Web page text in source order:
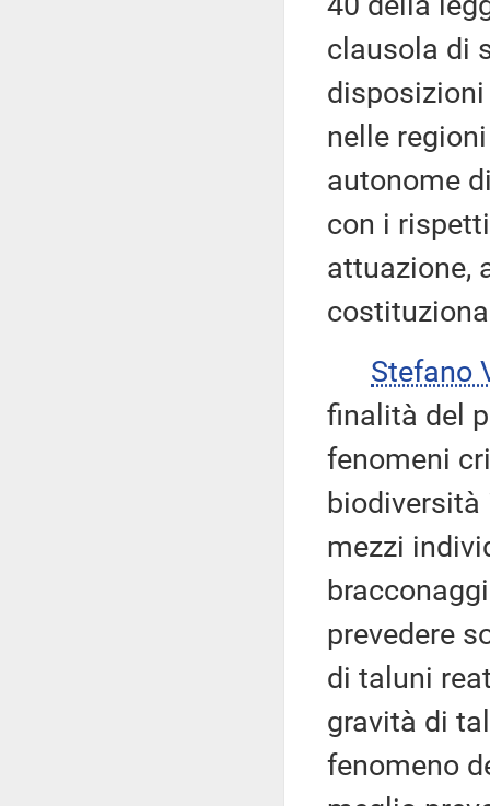
clausola di
nelle
autonome
con i
attuazione,
Stefano
finalità del
fenomeni
mezzi
prevedere
di taluni
gravità di
fenomeno